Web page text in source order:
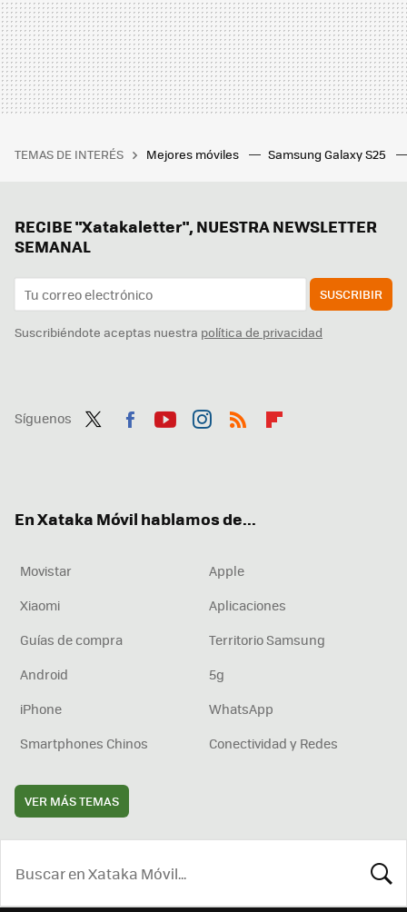
TEMAS DE INTERÉS Mejores móviles Samsung Galaxy S25
RECIBE "Xatakaletter", NUESTRA NEWSLETTER
SEMANAL
SUSCRIBIR
Suscribiéndote aceptas nuestra política de privacidad
Síguenos
En Xataka Móvil hablamos de...
Movistar
Apple
Xiaomi
Aplicaciones
Guías de compra
Territorio Samsung
Android
5g
iPhone
WhatsApp
Smartphones Chinos
Conectividad y Redes
VER MÁS TEMAS